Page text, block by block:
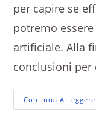
per capire se
potremo
artificiale. Alla
conclusioni
Continua A Leggere